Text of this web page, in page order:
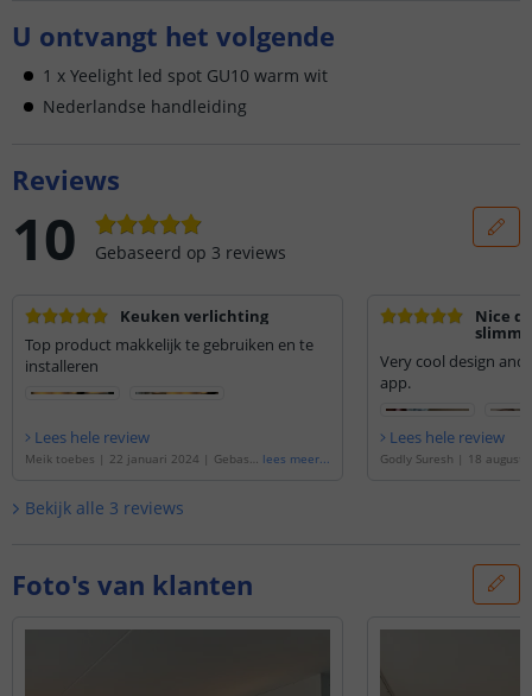
U ontvangt het volgende
1 x Yeelight led spot GU10 warm wit
Nederlandse handleiding
Reviews
10 Gebaseerd op 3 reviews
Keuken verlichting
Top product makkelijk te gebruiken en te
installeren
Lees hele review
Meik toebes | 22 januari 2024 | Gebase
lees meer...
Nice
slimme
Very cool design
app.
Lees hele review
Godly Suresh | 18
Bekijk alle 3 reviews
Foto's van klanten